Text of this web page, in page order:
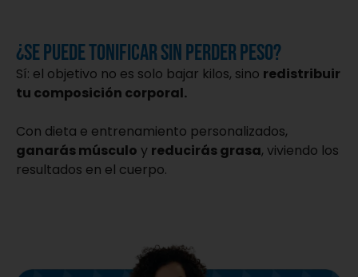
¿Se puede tonificar sin perder peso?
Sí: el objetivo no es solo bajar kilos, sino redistribuir
tu composición corporal.
Con dieta e entrenamiento personalizados,
ganarás músculo y reducirás grasa, viviendo los
resultados en el cuerpo.